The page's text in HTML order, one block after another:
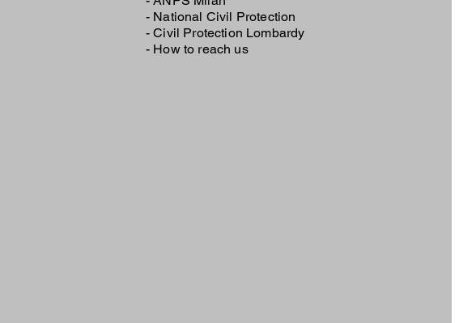
- National Civil Protection
-Civil Protection Lombardy
- How to reach us